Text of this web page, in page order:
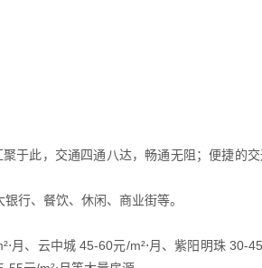
于此，交通四通八达，畅通无阻；便捷的
行、餐饮、休闲、商业街等。
、云中城 45-60元/m²⋅月、紫阳明珠 30-45